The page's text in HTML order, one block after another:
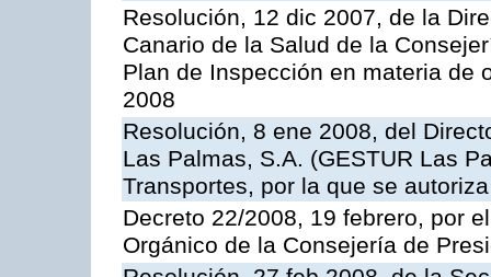
Resolución, 12 dic 2007, de la
Canario de la Salud de la
Plan de Inspección en materia de
2008
Resolución, 8 ene 2008, del
Las Palmas, S.A. (GESTUR Las
Transportes, por la que se
Decreto 22/2008, 19 febrero, por
Orgánico de la Consejería de